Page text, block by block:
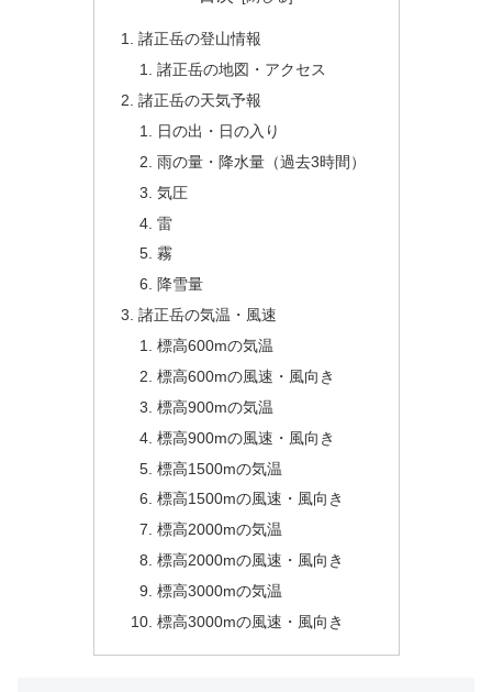
諸正岳の登山情報
諸正岳の地図・アクセス
諸正岳の天気予報
日の出・日の入り
雨の量・降水量（過去3時間）
気圧
雷
霧
降雪量
諸正岳の気温・風速
標高600mの気温
標高600mの風速・風向き
標高900mの気温
標高900mの風速・風向き
標高1500mの気温
標高1500mの風速・風向き
標高2000mの気温
標高2000mの風速・風向き
標高3000mの気温
標高3000mの風速・風向き